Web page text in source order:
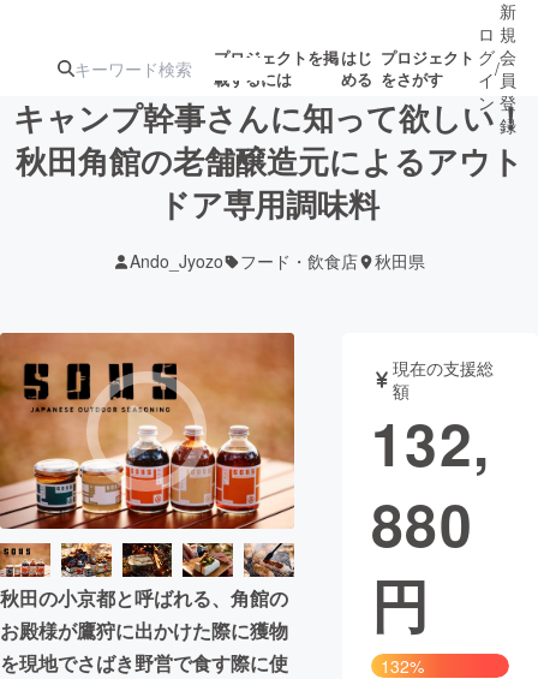
プロジェクトを掲
載するには
はじ
める
プロジェクト
をさがす
注目の新着プロ募集終了が近いプ
テクノロジー・ガジェット
映像・映画 書籍・雑誌
ビジネス・起業 チャレンジ
まちづくり・地域活性化
CAMPFIRE for Social Good
CAMPFIRE Creation
ロ
グ
イ
ン
/
新
規
会
員
登
録
キャンプ幹事さんに知って欲しい！
秋田角館の老舗醸造元によるアウト
ドア専用調味料
Ando_Jyozo フード・飲食店 秋田県
秋田の小京都と呼ばれる、角館の
お殿様が鷹狩に出かけた際に獲物
を現地でさばき野営で食す際に使
現在の支援総
額
132,
880
円
132%